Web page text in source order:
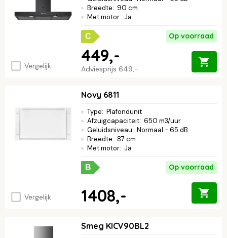
Vergelijk
Breedte: 90 cm
Met motor: Ja
C Op voorraad
Adviesprijs 649,-
449,-
Vergelijk
Novy 6811
Type: Plafondunit
Afzuigcapaciteit: 650 m3/uur
Geluidsniveau: Normaal - 65 dB
Breedte: 87 cm
Met motor: Ja
B Op voorraad
1408,-
Smeg KICV90BL2